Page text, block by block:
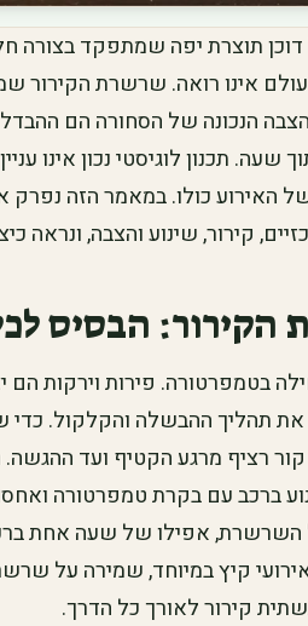
דוכן תוצרת יפה שמתפקד בצורה
אינו רואה. שרשרת הקירור
הנכונה של הסחורה הם ההבדל
שעה. תכנון לוגיסטי נכון אינו
האירוע כולו. במאמר הזה
קירור, שינוע והצבה, ונראה
הקירור: הבסיס
בטמפרטורה. פירות וירקות
תהליך ההבשלה והקלקול. כדי
רציף מרגע הקטיף ועד
ברכב עם בקרת טמפרטורה
אפילו של שעה אחת
קיץ במיוחד, שמירה על
קירור לאורך כל הדרך.